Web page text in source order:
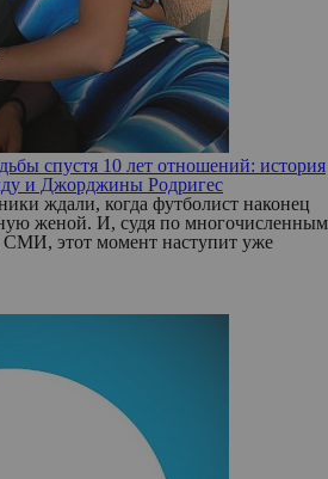
спустя 10 лет отношений: история
и Джорджины Родригес
ждали, когда футболист наконец
женой. И, судя по многочисленным
этот момент наступит уже